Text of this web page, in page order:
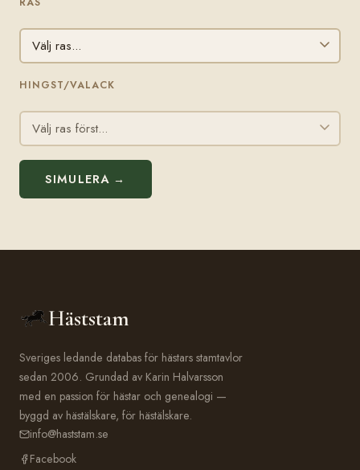
HINGST/VALACK
SIMULERA →
Häststam
Sveriges ledande databas för hästars stamtavlor
sedan 2006. Grundad av Karin Halvarsson
med en passion för hästar och genealogi —
byggd av hästälskare, för hästälskare.
info@haststam.se
Facebook